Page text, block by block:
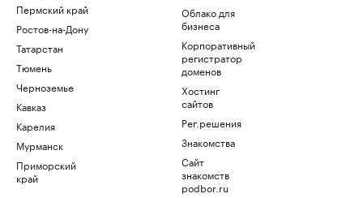
Пермский край
Ростов-на-Дону
Татарстан
Тюмень
Черноземье
Кавказ
Карелия
Мурманск
Приморский
край
Облако для
бизнеса
Корпоративный
регистратор
доменов
Хостинг
сайтов
Рег.решения
Знакомства
Сайт
знакомств
podbor.ru